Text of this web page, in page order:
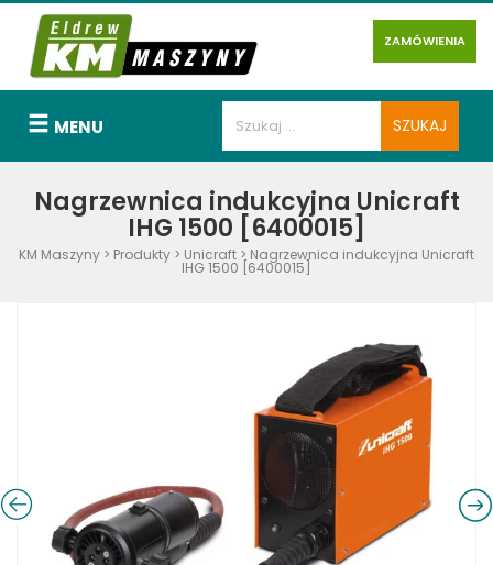
ZAMÓWIENIA
MENU
Nagrzewnica indukcyjna Unicraft
IHG 1500 [6400015]
KM Maszyny > Produkty > Unicraft > Nagrzewnica indukcyjna Unicraft
IHG 1500 [6400015]